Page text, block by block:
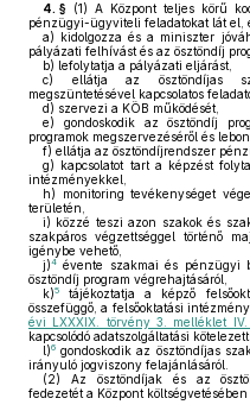
4. § (1) A Központ teljes körű
pénzügyi-ügyviteli feladatokat lát el,
a) kidolgozza és a miniszter
pályázati felhívást és az ösztöndíj
b) lefolytatja a pályázati eljárást,
c) ellátja az ösztöndíjas
megszüntetésével kapcsolatos
d) szervezi a KÖB működését,
e) gondoskodik az ösztöndíj
programok megszervezéséről és
f) ellátja az ösztöndíjrendszer
g) kapcsolatot tart a képzést
intézményekkel,
h) monitoring tevékenységet
területén,
i) közzé teszi azon szakok és
szakpáros végzettséggel történő
igénybe vehető,
j)4 évente szakmai és pénzügyi
ösztöndíj program végrehajtásáról,
k)5
tájékoztatja a képző
összefüggő, a felsőoktatási
évi LXXXIX. törvény 3. melléklet
kapcsolódó adatszolgáltatási
l)6 gondoskodik az ösztöndíjas
irányuló jogviszony felajánlásáról.
(2) Az ösztöndíjak és az
fedezetét a Központ